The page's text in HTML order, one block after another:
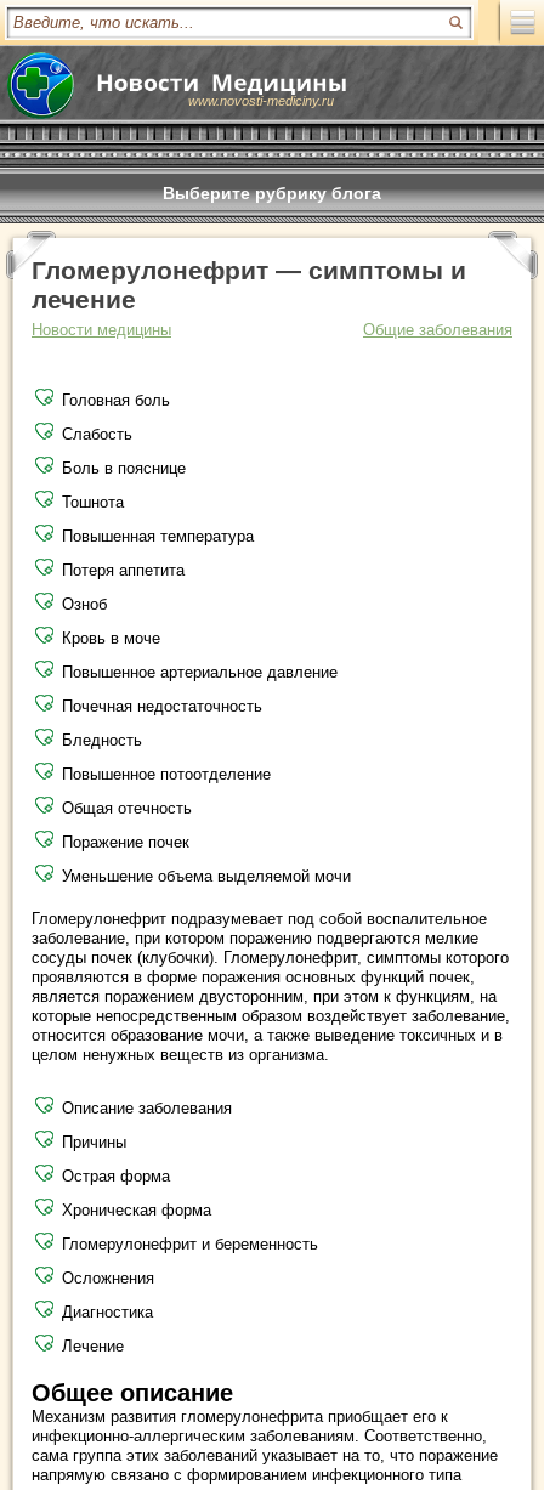
www.novosti-mediciny.ru
Выберите рубрику блога
Гломерулонефрит — симптомы и
лечение
Новости медицины Общие заболевания
Головная боль
Слабость
Боль в пояснице
Тошнота
Повышенная температура
Потеря аппетита
Озноб
Кровь в моче
Повышенное артериальное давление
Почечная недостаточность
Бледность
Повышенное потоотделение
Общая отечность
Поражение почек
Уменьшение объема выделяемой мочи
Гломерулонефрит подразумевает под собой воспалительное
заболевание, при котором поражению подвергаются мелкие
сосуды почек (клубочки). Гломерулонефрит, симптомы которого
проявляются в форме поражения основных функций почек,
является поражением двусторонним, при этом к функциям, на
которые непосредственным образом воздействует заболевание,
относится образование мочи, а также выведение токсичных и в
целом ненужных веществ из организма.
Описание заболевания
Причины
Острая форма
Хроническая форма
Гломерулонефрит и беременность
Осложнения
Диагностика
Лечение
Общее описание
Механизм развития гломерулонефрита приобщает его к
инфекционно-аллергическим заболеваниям. Соответственно,
сама группа этих заболеваний указывает на то, что поражение
напрямую связано с формированием инфекционного типа